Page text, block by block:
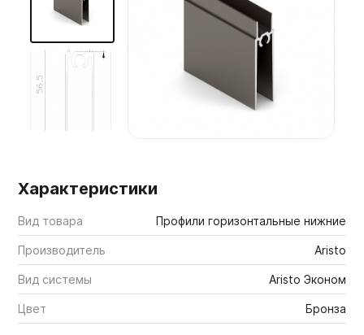
Мебельные образцы, каталоги
Характеристики
Вид товара Профили горизонтальные нижние
Производитель Aristo
Вид системы Aristo Эконом
Цвет Бронза